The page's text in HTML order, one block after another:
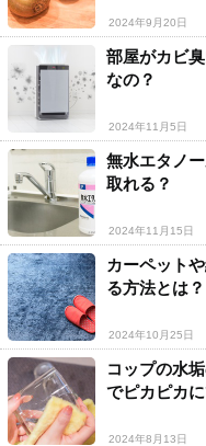
2024年9月20日
部屋がカビ
なの？
2024年11月5日
無水エタノ
取れる？
2024年11月15日
カーペット
る方法とは？
2024年10月25日
コップの水
でピカピカに
2024年8月13日